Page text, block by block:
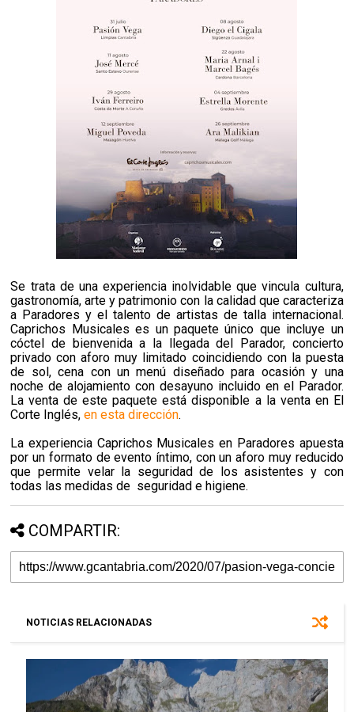
Se trata de una experiencia inolvidable que vincula cultura,
gastronomía, arte y patrimonio con la calidad que caracteriza
a Paradores y el talento de artistas de talla internacional.
Caprichos Musicales es un paquete único que incluye un
cóctel de bienvenida a la llegada del Parador, concierto
privado con aforo muy limitado coincidiendo con la puesta
de sol, cena con un menú diseñado para ocasión y una
noche de alojamiento con desayuno incluido en el Parador.
La venta de este paquete está disponible a la venta en El
Corte Inglés,en esta dirección.
La experiencia Caprichos Musicales en Paradores apuesta
por un formato de evento íntimo, con un aforo muy reducido
que permite velar la seguridad de los asistentes y con
todas las medidas de seguridad e higiene.
COMPARTIR:
NOTICIAS RELACIONADAS